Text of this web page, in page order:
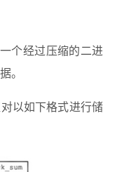
个经过压缩的二进
。
以如下格式进行储